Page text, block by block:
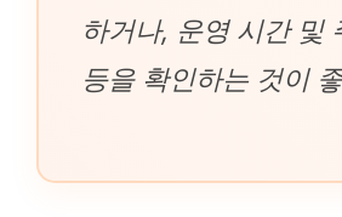
하거나, 운영 시간 및
등을 확인하는 것이